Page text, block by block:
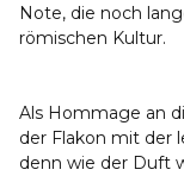
Note, die noch
römischen Kultur.
Als Hommage an
der Flakon mit der
denn wie der Duft